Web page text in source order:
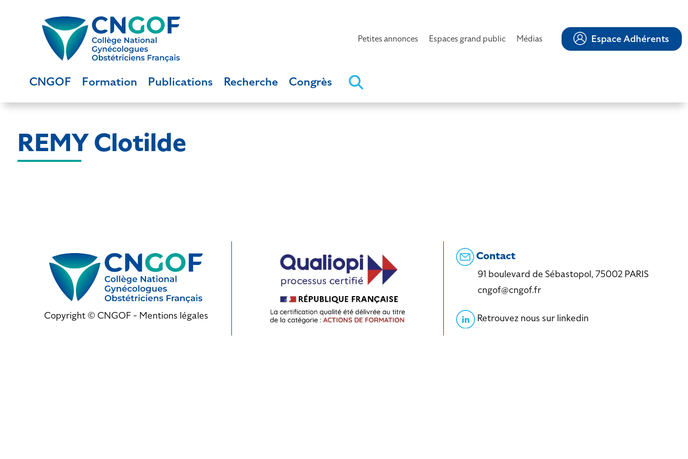
Petites annonces Espaces grand public Médias Espace Adhérents
CNGOF Formation Publications Recherche Congrès
REMY Clotilde
Copyright © CNGOF - Mentions légales
Contact
91 boulevard de Sébastopol, 75002 PARIS
cngof@cngof.fr
Retrouvez nous sur linkedin